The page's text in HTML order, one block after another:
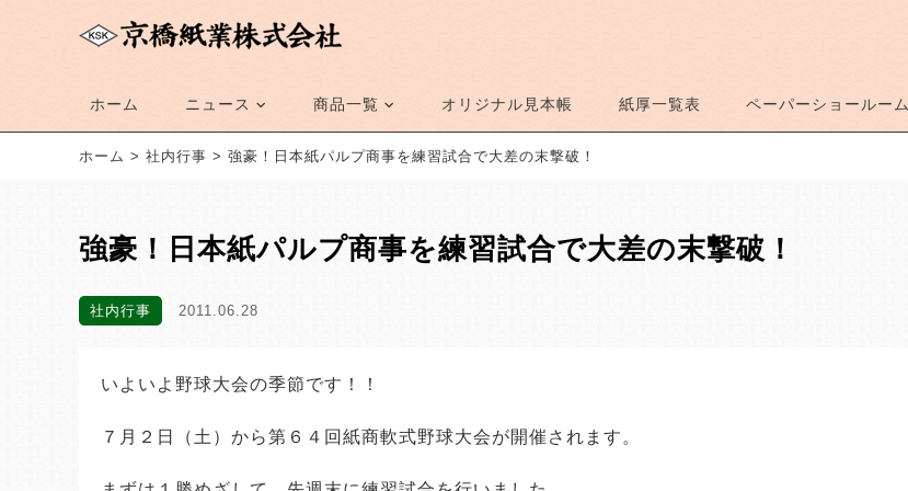
ホーム ニュース 商品一覧 オリジナル見本帳 紙厚一覧表 ペーパーショールーム
ホーム > 社内行事 > 強豪！日本紙パルプ商事を練習試合で大差の末撃破！
強豪！日本紙パルプ商事を練習試合で大差の末撃破！
社内行事 2011.06.28
いよいよ野球大会の季節です！！
７月２日（土）から第６４回紙商軟式野球大会が開催されます。